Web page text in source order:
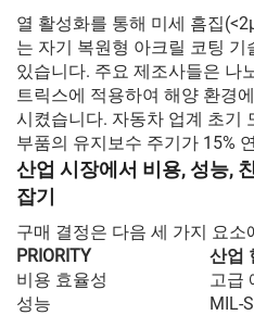
열 활성화를 통해 미세 흠집
는 자기 복원형 아크릴 코팅
있습니다. 주요 제조사들은 나
트릭스에 적용하여 해양 환경
시켰습니다. 자동차 업계 초기
부품의 유지보수 주기가 15%
산업 시장에서 비용, 성능,
잡기
구매 결정은 다음 세 가지 요소
PRIORITY
산업
비용 효율성
고급
성능
MIL-